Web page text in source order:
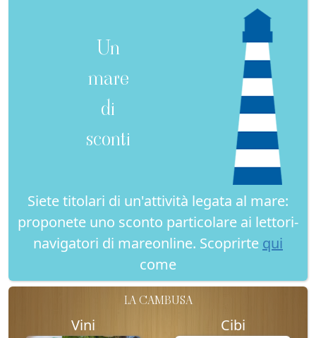
Un
mare
di
sconti
Siete titolari di un'attività legata al mare:
proponete uno sconto particolare ai lettori-
navigatori di mareonline. Scoprirte qui
come
LA CAMBUSA
Vini Cibi